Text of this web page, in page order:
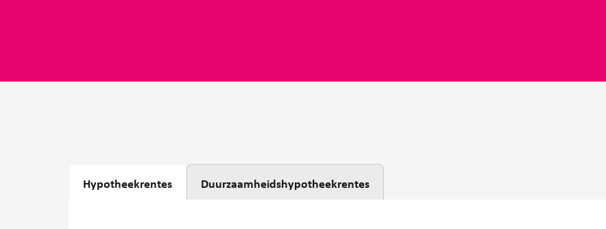
Hypotheekrentes Duurzaamheidshypotheekrentes